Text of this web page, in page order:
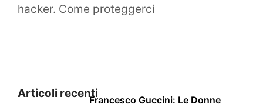
hacker. Come proteggerci
Articoli recentiFrancesco Guccini: Le Donne